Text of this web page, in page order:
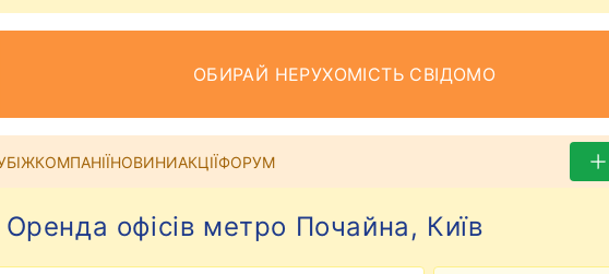
ОБИРАЙ НЕРУХОМІСТЬ СВІДОМО
КОМПАНІЇНОВИНИАКЦІЇФОРУМ
Оренда офісів метро Почайна, Київ